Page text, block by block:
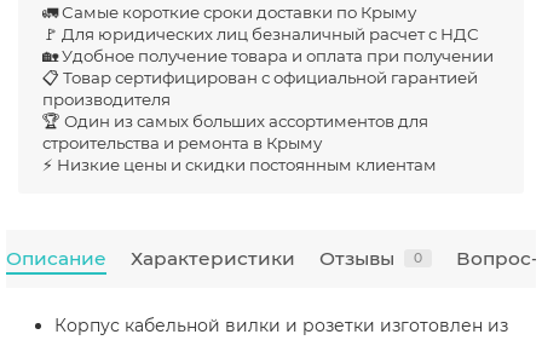
🚛 Самые короткие сроки доставки по Крыму
🚩 Для юридических лиц безналичный расчет с НДС
🏡 Удобное получение товара и оплата при получении
📋 Товар сертифицирован с официальной гарантией
производителя
🏆 Один из самых больших ассортиментов для
строительства и ремонта в Крыму
⚡ Низкие цены и скидки постоянным клиентам
Описание Характеристики Отзывы 0 Вопрос-
Корпус кабельной вилки и розетки изготовлен из